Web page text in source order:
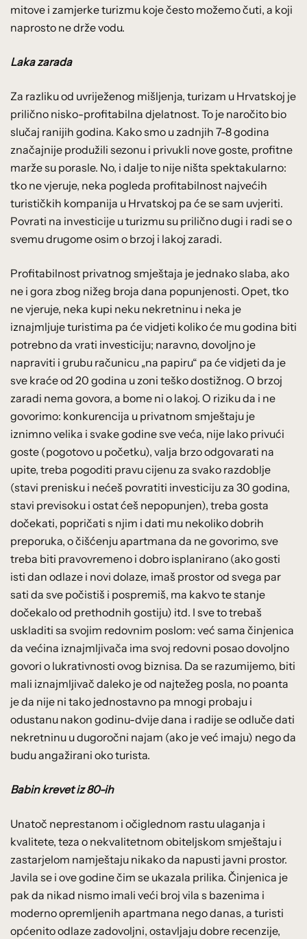
mitove i zamjerke turizmu koje često možemo čuti, a koji
naprosto ne drže vodu.
Laka zarada
Za razliku od uvriježenog mišljenja, turizam u Hrvatskoj je
prilično nisko-profitabilna djelatnost. To je naročito bio
slučaj ranijih godina. Kako smo u zadnjih 7-8 godina
značajnije produžili sezonu i privukli nove goste, profitne
marže su porasle. No, i dalje to nije ništa spektakularno:
tko ne vjeruje, neka pogleda profitabilnost najvećih
turističkih kompanija u Hrvatskoj pa će se sam uvjeriti.
Povrati na investicije u turizmu su prilično dugi i radi se o
svemu drugome osim o brzoj i lakoj zaradi.
Profitabilnost privatnog smještaja je jednako slaba, ako
ne i gora zbog nižeg broja dana popunjenosti. Opet, tko
ne vjeruje, neka kupi neku nekretninu i neka je
iznajmljuje turistima pa će vidjeti koliko će mu godina biti
potrebno da vrati investiciju; naravno, dovoljno je
napraviti i grubu računicu „na papiru“ pa će vidjeti da je
sve kraće od 20 godina u zoni teško dostižnog. O brzoj
zaradi nema govora, a bome ni o lakoj. O riziku da i ne
govorimo: konkurencija u privatnom smještaju je
iznimno velika i svake godine sve veća, nije lako privući
goste (pogotovo u početku), valja brzo odgovarati na
upite, treba pogoditi pravu cijenu za svako razdoblje
(stavi prenisku i nećeš povratiti investiciju za 30 godina,
stavi previsoku i ostat ćeš nepopunjen), treba gosta
dočekati, popričati s njim i dati mu nekoliko dobrih
preporuka, o čišćenju apartmana da ne govorimo, sve
treba biti pravovremeno i dobro isplanirano (ako gosti
isti dan odlaze i novi dolaze, imaš prostor od svega par
sati da sve počistiš i pospremiš, ma kakvo te stanje
dočekalo od prethodnih gostiju) itd. I sve to trebaš
uskladiti sa svojim redovnim poslom: već sama činjenica
da većina iznajmljivača ima svoj redovni posao dovoljno
govori o lukrativnosti ovog biznisa. Da se razumijemo, biti
mali iznajmljivač daleko je od najtežeg posla, no poanta
je da nije ni tako jednostavno pa mnogi probaju i
odustanu nakon godinu-dvije dana i radije se odluče dati
nekretninu u dugoročni najam (ako je već imaju) nego da
budu angažirani oko turista.
Babin krevet iz 80-ih
Unatoč neprestanom i očiglednom rastu ulaganja i
kvalitete, teza o nekvalitetnom obiteljskom smještaju i
zastarjelom namještaju nikako da napusti javni prostor.
Javila se i ove godine čim se ukazala prilika. Činjenica je
pak da nikad nismo imali veći broj vila s bazenima i
moderno opremljenih apartmana nego danas, a turisti
općenito odlaze zadovoljni, ostavljaju dobre recenzije,